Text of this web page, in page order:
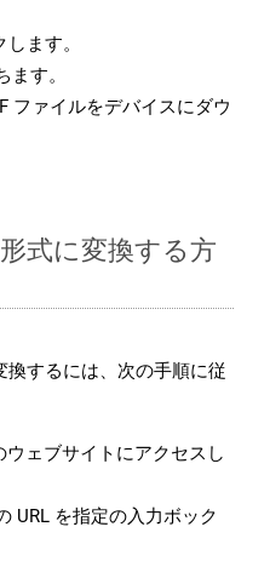
ます。
す。
ファイルをデバイスにダウ
式に変換する方
換するには、次の手順に従
ウェブサイトにアクセスし
URL を指定の入力ボック